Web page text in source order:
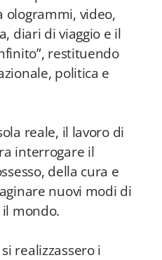
ologrammi, video,
diari di viaggio e il
restituendo
politica e
reale, il lavoro di
interrogare il
della cura e
nuovi modi di
mondo.
realizzassero i